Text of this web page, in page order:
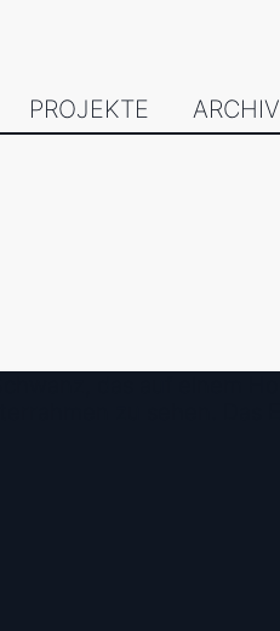
PROJEKTE ARCHIV